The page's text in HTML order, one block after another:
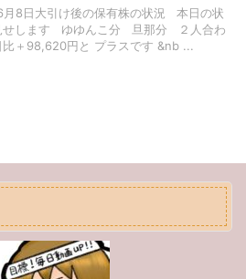
8日大引け後の保有株の状況 本日の状
せします ゆゆんこ分 旦那分 ２人合わ
比＋98,620円と プラスです &nb ...